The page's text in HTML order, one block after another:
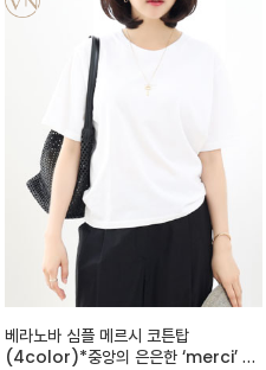
베라노바 심플 메르시 코튼탑
(4color)*중앙의 은은한 ‘merci’ 레